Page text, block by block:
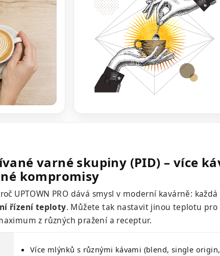
varné skupiny (PID) – více
kompromisy
UPTOWN PRO dává smysl v moderní kavárně: každá
řízení teploty. Můžete tak nastavit jinou teplotu pro
z různých pražení a receptur.
Více mlýnků s různými kávami (blend, single